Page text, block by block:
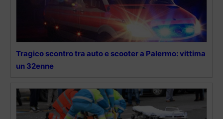
Tragico scontro tra auto e scooter a Palermo: vittima
un 32enne